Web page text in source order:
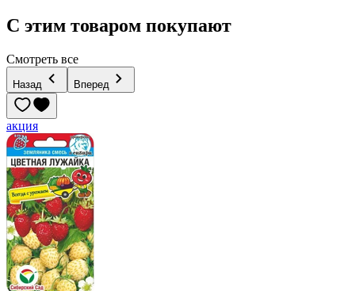
С этим товаром покупают
Смотреть все
Назад Вперед
акция